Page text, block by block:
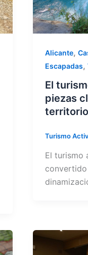
Alicante,
Escapadas,
El
piezas
Turismo
El turismo